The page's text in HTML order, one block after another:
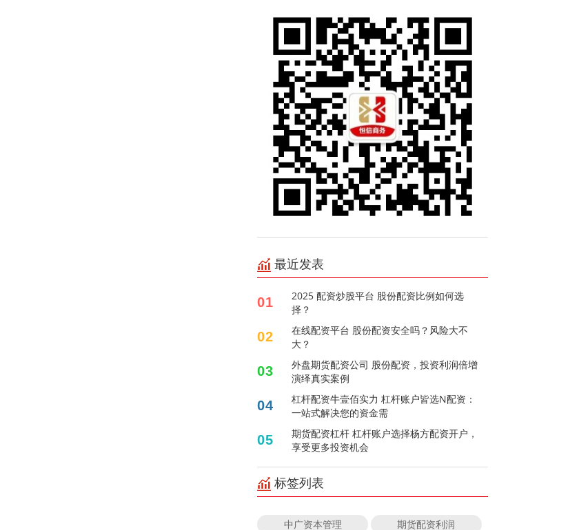
最近发表
01
2025 配资炒股平台 股份配资比例如何选
择？
02
在线配资平台 股份配资安全吗？风险大不
大？
03
外盘期货配资公司 股份配资，投资利润倍增
演绎真实案例
04
杠杆配资牛壹佰实力 杠杆账户皆选N配资：
一站式解决您的资金需
05
期货配资杠杆 杠杆账户选择杨方配资开户，
享受更多投资机会
标签列表
中广资本管理 期货配资利润